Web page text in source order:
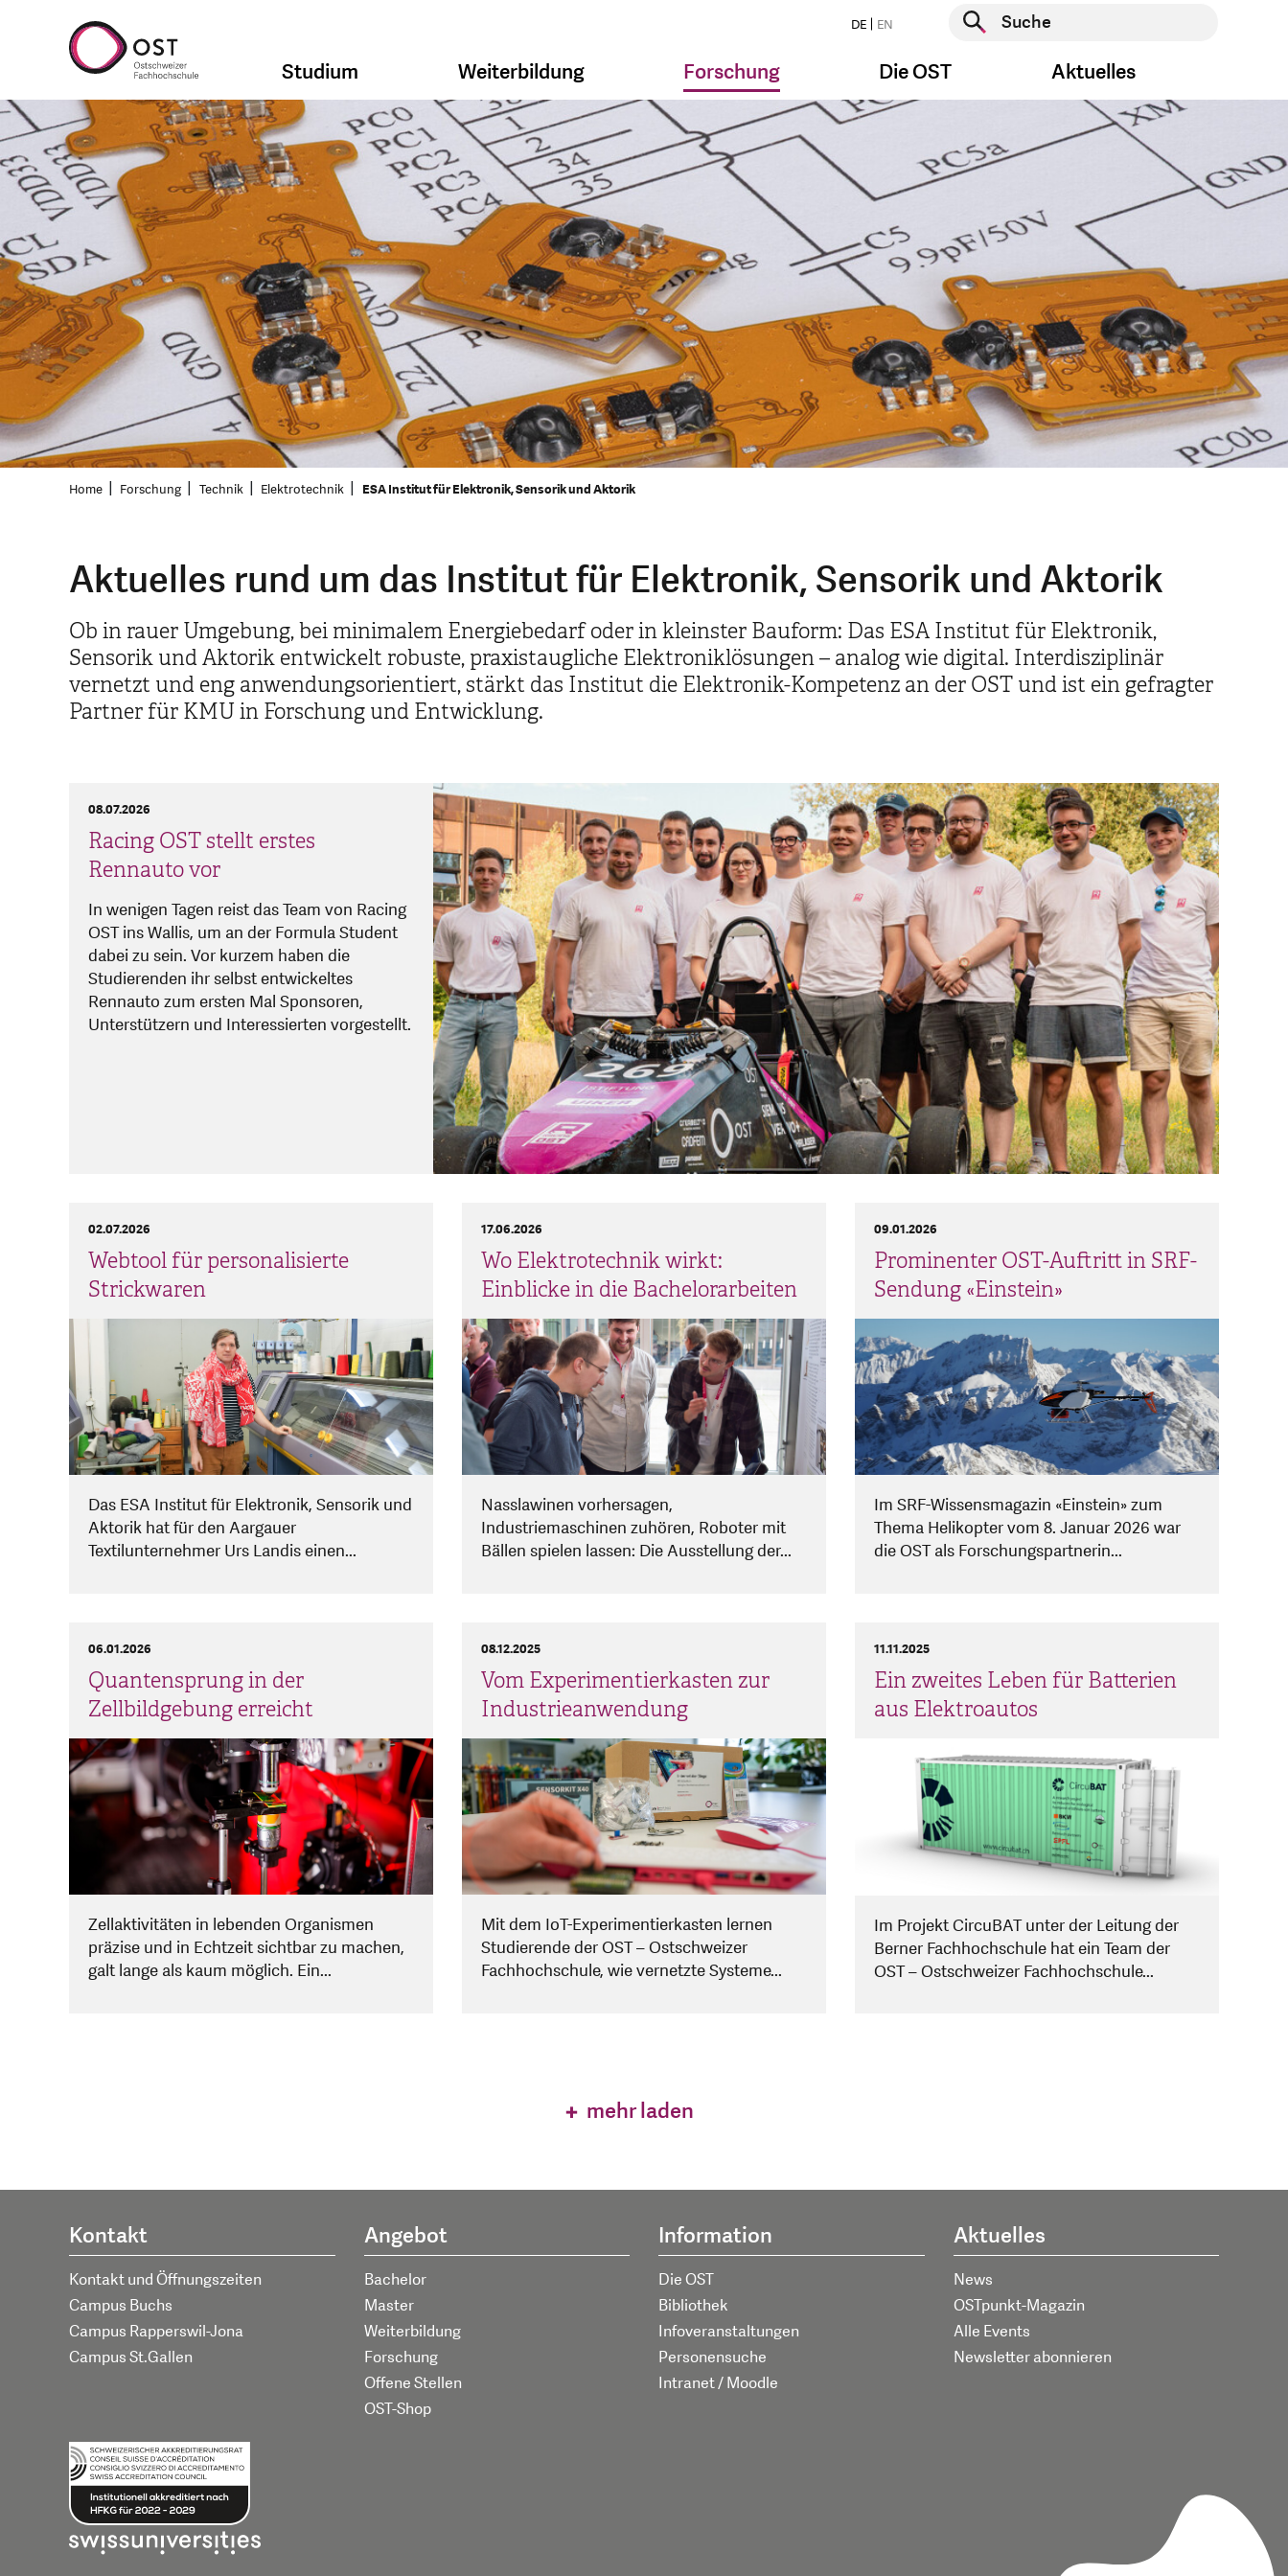
DE EN
Suche starten
Studium Weiterbildung Forschung Die OST Aktuelles
Home Forschung Technik Elektrotechnik ESA Institut für Elektronik, Sensorik und Aktorik
Aktuelles rund um das Institut für Elektronik, Sensorik und Aktorik
Ob in rauer Umgebung, bei minimalem Energiebedarf oder in kleinster Bauform: Das ESA Institut für Elektronik,
Sensorik und Aktorik entwickelt robuste, praxistaugliche Elektroniklösungen – analog wie digital. Interdisziplinär
vernetzt und eng anwendungsorientiert, stärkt das Institut die Elektronik-Kompetenz an der OST und ist ein gefragter
Partner für KMU in Forschung und Entwicklung.
Racing OST stellt erstes
Rennauto vor
08.07.2026
In wenigen Tagen reist das Team von Racing
OST ins Wallis, um an der Formula Student
dabei zu sein. Vor kurzem haben die
Studierenden ihr selbst entwickeltes
Rennauto zum ersten Mal Sponsoren,
Unterstützern und Interessierten vorgestellt.
Webtool für personalisierte
Strickwaren
02.07.2026
Das ESA Institut für Elektronik, Sensorik und
Aktorik hat für den Aargauer
Textilunternehmer Urs Landis einen...
Wo Elektrotechnik wirkt:
Einblicke in die Bachelorarbeiten
17.06.2026
Nasslawinen vorhersagen,
Industriemaschinen zuhören, Roboter mit
Bällen spielen lassen: Die Ausstellung der...
Prominenter OST-Auftritt in SRF-
Sendung «Einstein»
09.01.2026
Im SRF-Wissensmagazin «Einstein» zum
Thema Helikopter vom 8. Januar 2026 war
die OST als Forschungspartnerin...
Quantensprung in der
Zellbildgebung erreicht
06.01.2026
Zellaktivitäten in lebenden Organismen
präzise und in Echtzeit sichtbar zu machen,
galt lange als kaum möglich. Ein...
Vom Experimentierkasten zur
Industrieanwendung
08.12.2025
Mit dem IoT-Experimentierkasten lernen
Studierende der OST – Ostschweizer
Fachhochschule, wie vernetzte Systeme...
Ein zweites Leben für Batterien
aus Elektroautos
11.11.2025
Im Projekt CircuBAT unter der Leitung der
Berner Fachhochschule hat ein Team der
OST – Ostschweizer Fachhochschule...
mehr laden
Kontakt
Kontakt und Öffnungszeiten
Campus Buchs
Campus Rapperswil-Jona
Campus St.Gallen
Angebot
Bachelor
Master
Weiterbildung
Forschung
Offene Stellen
OST-Shop
Information
Die OST
Bibliothek
Infoveranstaltungen
Personensuche
Intranet / Moodle
Aktuelles
News
OSTpunkt-Magazin
Alle Events
Newsletter abonnieren